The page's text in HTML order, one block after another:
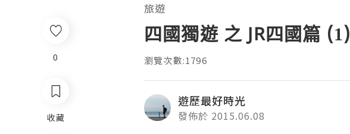
0
收藏
旅遊
四國獨遊 之 JR四國篇 (1)
瀏覽次數:1796
遊歷最好時光
發佈於 2015.06.08